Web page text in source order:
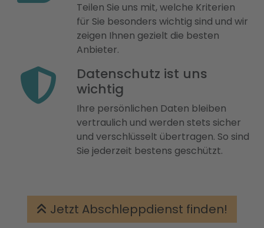
Teilen Sie uns mit, welche Kriterien
für Sie besonders wichtig sind und wir
zeigen Ihnen gezielt die besten
Anbieter.
Datenschutz ist uns
wichtig
Ihre persönlichen Daten bleiben
vertraulich und werden stets sicher
und verschlüsselt übertragen. So sind
Sie jederzeit bestens geschützt.
Jetzt Abschleppdienst finden!